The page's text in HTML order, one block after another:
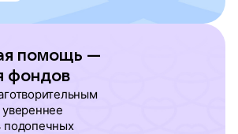
помощь —
фондов
подопечных